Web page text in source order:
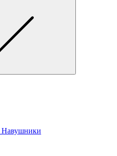
Навушники